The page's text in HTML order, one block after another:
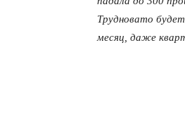
Трудновато
месяц, даже